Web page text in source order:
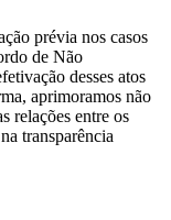
prévia nos casos
de Não
desses atos
aprimoramos não
relações entre os
transparência